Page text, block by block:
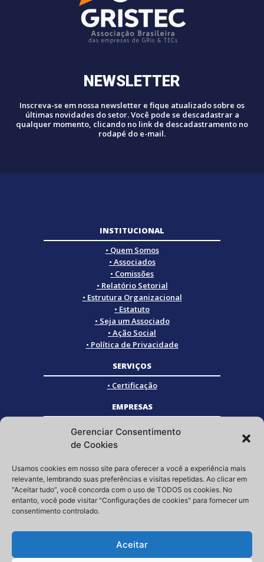
Gerenciar Consentimento
de Cookies
Usamos cookies em nosso site para oferecer a você a experiência mais
relevante, lembrando suas preferências e visitas repetidas. Ao clicar em
“Aceitar tudo”, você concorda com o uso de TODOS os cookies. No
entanto, você pode visitar "Configurações de cookies" para fornecer um
consentimento controlado.
Aceitar
NEWSLETTER
Inscreva-se em nossa newsletter e fique atualizado sobre os
últimas novidades do setor. Você pode se descadastrar a
qualquer momento, clicando no link de descadastramento no
rodapé do e-mail.
INSTITUCIONAL
• Quem Somos
• Associados
• Comissões
• Relatório Setorial
• Estrutura Organizacional
• Estatuto
• Seja um Associado
• Ação Social
• Política de Privacidade
SERVIÇOS
• Certificação
EMPRESAS
• Empresas Associadas
• Empresas Certificadas
• Empresas Parceiras
SOCIAL
Siga a GRISTEC nas redes sociais